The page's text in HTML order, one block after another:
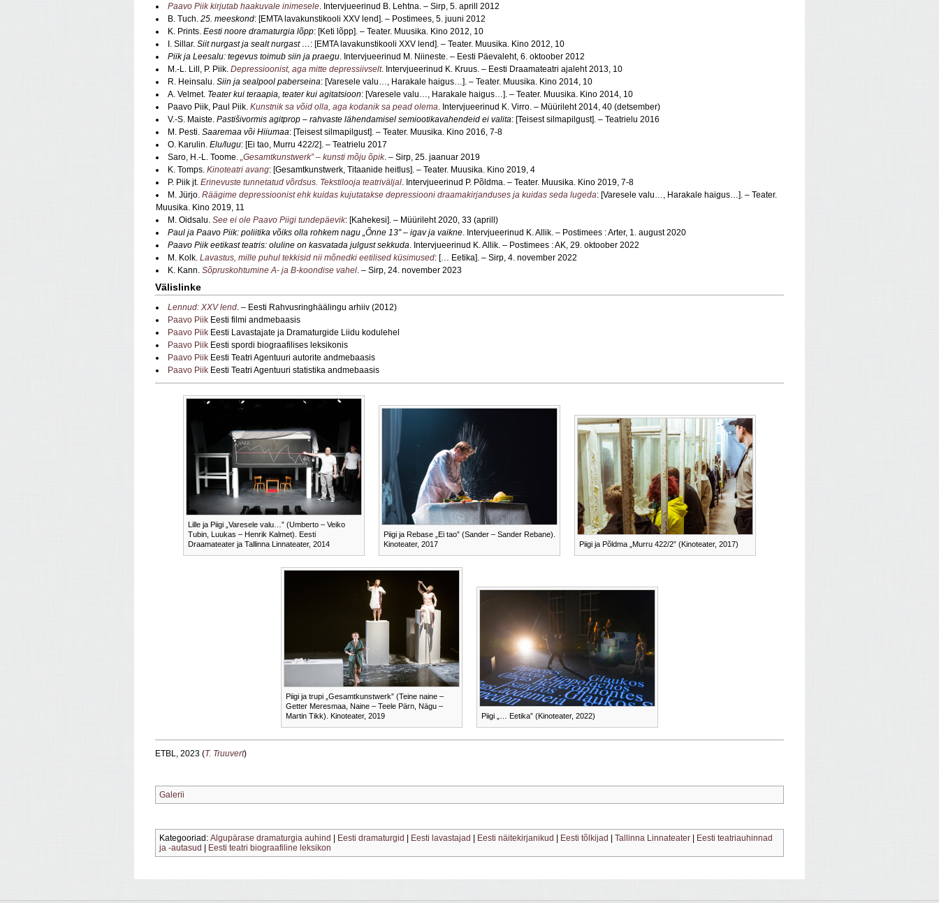
Paavo Piik kirjutab haakuvale inimesele. Intervjueerinud B. Lehtna. – Sirp, 5. aprill 2012
B. Tuch. 25. meeskond: [EMTA lavakunstikooli XXV lend]. – Postimees, 5. juuni 2012
K. Prints. Eesti noore dramaturgia lõpp: [Keti lõpp]. – Teater. Muusika. Kino 2012, 10
I. Sillar. Siit nurgast ja sealt nurgast … : [EMTA lavakunstikooli XXV lend]. – Teater. Muusika. Kino 2012, 10
Piik ja Leesalu: tegevus toimub siin ja praegu. Intervjueerinud M. Niineste. – Eesti Päevaleht, 6. oktoober 2012
M.-L. Lill, P. Piik. Depressioonist, aga mitte depressiivselt. Intervjueerinud K. Kruus. – Eesti Draamateatri ajaleht 2013, 10
R. Heinsalu. Siin ja sealpool paberseina: [Varesele valu…, Harakale haigus…]. – Teater. Muusika. Kino 2014, 10
A. Velmet. Teater kui teraapia, teater kui agitatsioon: [Varesele valu…, Harakale haigus…]. – Teater. Muusika. Kino 2014, 10
Paavo Piik, Paul Piik. Kunstnik sa võid olla, aga kodanik sa pead olema. Intervjueerinud K. Virro. – Müürileht 2014, 40 (detsember)
V.-S. Maiste. Pastišivormis agitprop – rahvaste lähendamisel semiootikavahendeid ei valita: [Teisest silmapilgust]. – Teatrielu 2016
M. Pesti. Saaremaa või Hiiumaa: [Teisest silmapilgust]. – Teater. Muusika. Kino 2016, 7-8
O. Karulin. Elu/lugu: [Ei tao, Murru 422/2]. – Teatrielu 2017
Saro, H.-L. Toome. „Gesamtkunstwerk” – kunsti mõju õpik. – Sirp, 25. jaanuar 2019
K. Tomps. Kinoteatri avang: [Gesamtkunstwerk, Titaanide heitlus]. – Teater. Muusika. Kino 2019, 4
P. Piik jt. Erinevuste tunnetatud võrdsus. Tekstilooja teatriväljal. Intervjueerinud P. Põldma. – Teater. Muusika. Kino 2019, 7-8
M. Jürjo. Räägime depressioonist ehk kuidas kujutatakse depressiooni draamakirjanduses ja kuidas seda lugeda: [Varesele valu…, Harakale haigus…]. – Teater.
Muusika. Kino 2019, 11
M. Oidsalu. See ei ole Paavo Piigi tundepäevik: [Kahekesi]. – Müürileht 2020, 33 (aprill)
Paul ja Paavo Piik: poliitika võiks olla rohkem nagu „Õnne 13” – igav ja vaikne. Intervjueerinud K. Allik. – Postimees : Arter, 1. august 2020
Paavo Piik eetikast teatris: oluline on kasvatada julgust sekkuda. Intervjueerinud K. Allik. – Postimees : AK, 29. oktoober 2022
M. Kolk. Lavastus, mille puhul tekkisid nii mõnedki eetilised küsimused: [… Eetika]. – Sirp, 4. november 2022
K. Kann. Sõpruskohtumine A- ja B-koondise vahel. – Sirp, 24. november 2023
Välislinke
Lennud: XXV lend. – Eesti Rahvusringhäälingu arhiiv (2012)
Paavo Piik Eesti filmi andmebaasis
Paavo Piik Eesti Lavastajate ja Dramaturgide Liidu kodulehel
Paavo Piik Eesti spordi biograafilises leksikonis
Paavo Piik Eesti Teatri Agentuuri autorite andmebaasis
Paavo Piik Eesti Teatri Agentuuri statistika andmebaasis
Lille ja Piigi „Varesele valu…” (Umberto – Veiko
Tubin, Luukas – Henrik Kalmet). Eesti
Draamateater ja Tallinna Linnateater, 2014
Piigi ja Rebase „Ei tao” (Sander – Sander Rebane).
Kinoteater, 2017
Piigi ja Põldma „Murru 422/2” (Kinoteater, 2017)
Piigi ja trupi „Gesamtkunstwerk” (Teine naine –
Getter Meresmaa, Naine – Teele Pärn, Nägu –
Martin Tikk). Kinoteater, 2019
Piigi „… Eetika” (Kinoteater, 2022)
ETBL, 2023 (T. Truuvert)
Galerii
Kategooriad: Algupärase dramaturgia auhind | Eesti dramaturgid | Eesti lavastajad | Eesti näitekirjanikud | Eesti tõlkijad | Tallinna Linnateater | Eesti teatriauhinnad
ja -autasud | Eesti teatri biograafiline leksikon